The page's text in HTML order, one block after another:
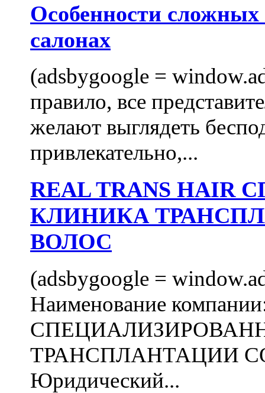
Особенности
салонах
(adsbygoogle =
правило, все
желают выглядеть
привлекательно,...
REAL TRANS
КЛИНИКА
ВОЛОС
(adsbygoogle =
Наименование
ТРАНСПЛАНТАЦИИ
Юридический...